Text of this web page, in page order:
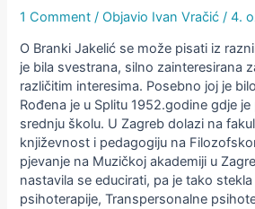
1 Comment / Objavio Ivan Vračić/4.
O Branki Jakelić se može pisati iz
je bila svestrana, silno zainteresirana
različitim interesima. Posebno joj je
Rođena je u Splitu 1952.godine gdje
srednju školu. U Zagreb dolazi na
književnost i pedagogiju na
pjevanje na Muzičkoj akademiji u
nastavila se educirati, pa je tako
psihoterapije, Transpersonalne